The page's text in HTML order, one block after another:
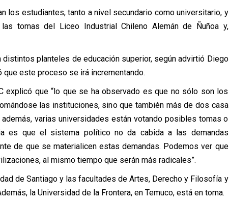
los estudiantes, tanto a nivel secundario como universitario, y
tomas del Liceo Industrial Chileno Alemán de Ñuñoa y,
planteles de educación superior, según advirtió Diego
que este proceso se irá incrementando.
explicó que “lo que se ha observado es que no sólo son los
las instituciones, sino que también más de dos casa
varias universidades están votando posibles tomas o
es que el sistema político no da cabida a las demandas
de que se materialicen estas demandas. Podemos ver que
al mismo tiempo que serán más radicales”.
de Santiago y las facultades de Artes, Derecho y Filosofía y
la Universidad de la Frontera, en Temuco, está en toma.